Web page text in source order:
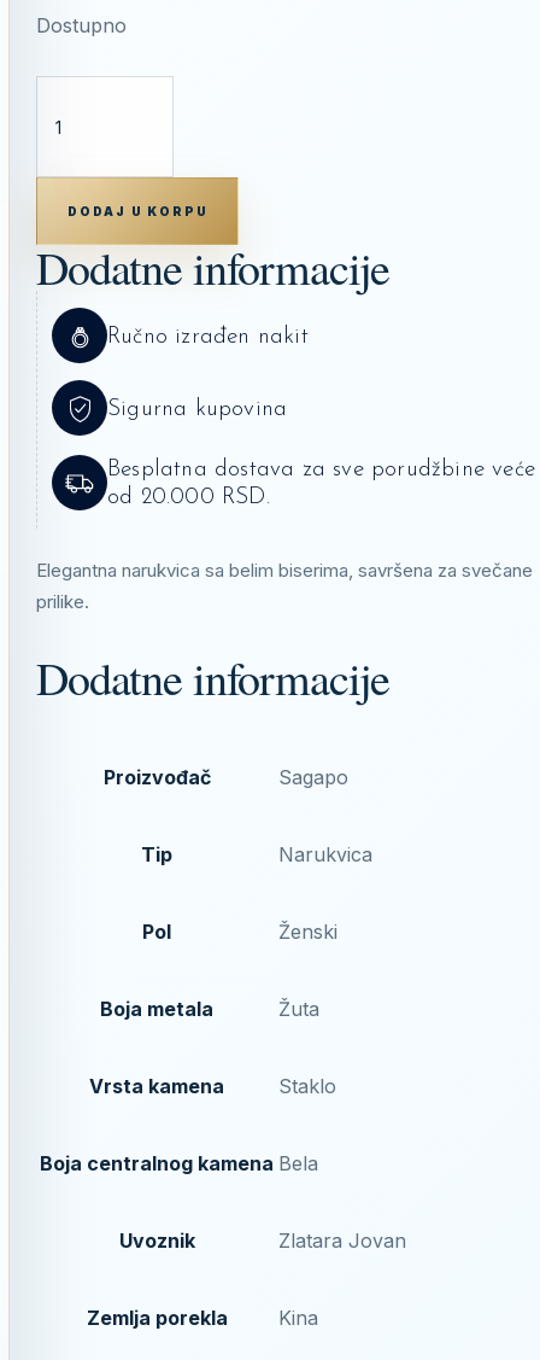
Dostupno
SHAC62
KOLIČINA
DODAJ U KORPU
Dodatne informacije
Ručno izrađen nakit
Sigurna kupovina
Besplatna dostava za sve porudžbine veće
od 20.000 RSD.
Elegantna narukvica sa belim biserima, savršena za svečane
prilike.
Dodatne informacije
Proizvođač Sagapo
Tip Narukvica
Pol Ženski
Boja metala Žuta
Vrsta kamena Staklo
Boja centralnog kamena Bela
Uvoznik Zlatara Jovan
Zemlja porekla Kina